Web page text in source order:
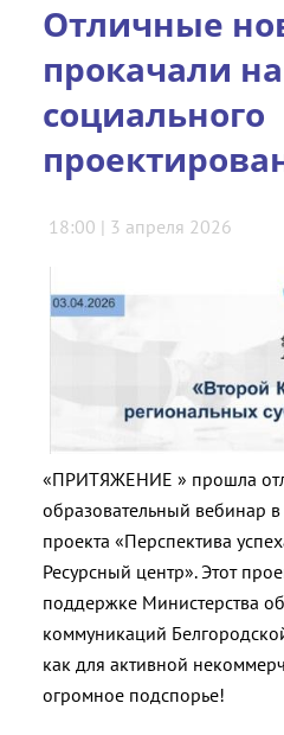
Отличные
прокачали
социального
18:00 | 3 апреля 2026
«ПРИТЯЖЕНИЕ » прошла
образовательный вебинар
проекта «Перспектива
Ресурсный центр». Этот
поддержке Министерства
коммуникаций
как для активной
огромное подспорье!